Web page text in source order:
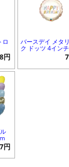
ロ
円
バースデイ メタ
ク ドッツ 4インチ
円